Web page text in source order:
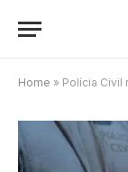
Home » Polícia Civil realiza